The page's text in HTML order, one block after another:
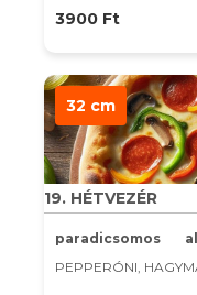
3900 Ft
32 cm
19. HÉTVEZÉR
paradicsomos
PEPPERÓNI,